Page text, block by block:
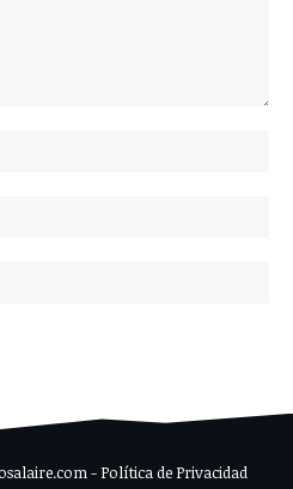
- Política de Privacidad